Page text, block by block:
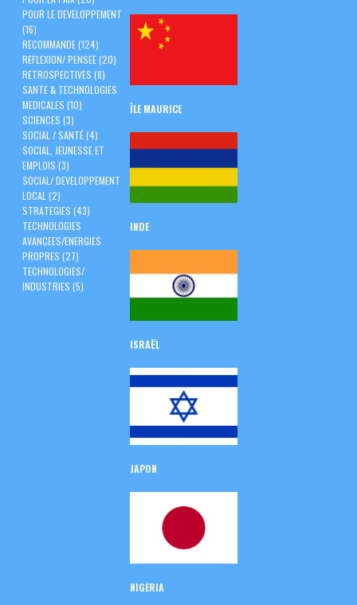
POUR LE DEVELOPPEMENT
(16)
RECOMMANDE(124)
REFLEXION/ PENSEE(20)
RETROSPECTIVES (8)
SANTE & TECHNOLOGIES
MEDICALES (10)
SCIENCES (3)
SOCIAL / SANTÉ(4)
SOCIAL, JEUNESSE ET
EMPLOIS (3)
SOCIAL/ DEVELOPPEMENT
LOCAL (2)
STRATEGIES (43)
TECHNOLOGIES
AVANCEES/ENERGIES
PROPRES (27)
TECHNOLOGIES/
INDUSTRIES (5)
ÎLEMAURICE
INDE
ISRAËL
JAPON
NIGERIA